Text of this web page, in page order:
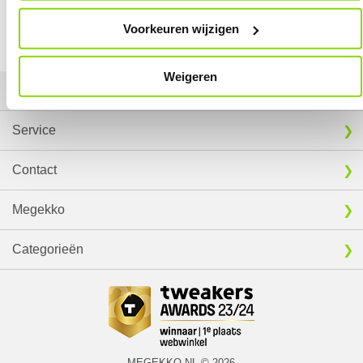
Voorkeuren wijzigen
Weigeren
⚑ Fout melden
Vergelijk product Vergelijk product
Service
Contact
Megekko
Categorieën